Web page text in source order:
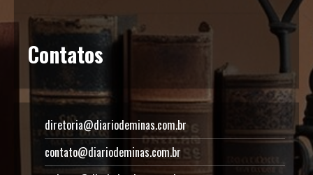
Contatos
diretoria@diariodeminas.com.br
contato@diariodeminas.com.br